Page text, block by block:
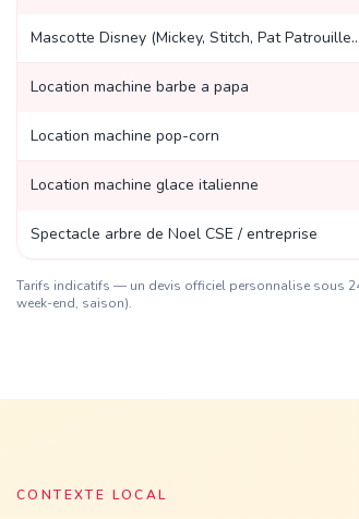
Mascotte Disney (Mickey, Stitch, Pat
Location machine barbe a papa
Location machine pop-corn
Location machine glace italienne
Spectacle arbre de Noel CSE / entreprise
Tarifs indicatifs — un devis officiel personnalise sous
week-end, saison).
CONTEXTE LOCAL